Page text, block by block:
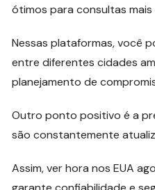
ótimos para consultas
Nessas plataformas, você
entre diferentes cidades
planejamento de
Outro ponto positivo é a
são constantemente
Assim, ver hora nos EUA